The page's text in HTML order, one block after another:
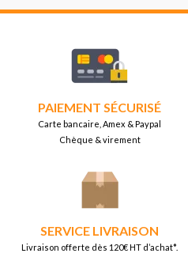
PAIEMENT SÉCURISÉ
Carte bancaire, Amex & Paypal
Chèque & virement
SERVICE LIVRAISON
Livraison offerte dès 120€ HT d’achat*.